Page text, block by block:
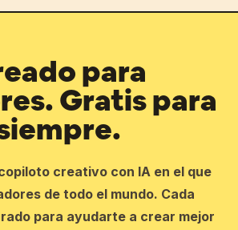
para
Gratis para
creativo con IA en el que
de todo el mundo. Cada
para ayudarte a crear mejor